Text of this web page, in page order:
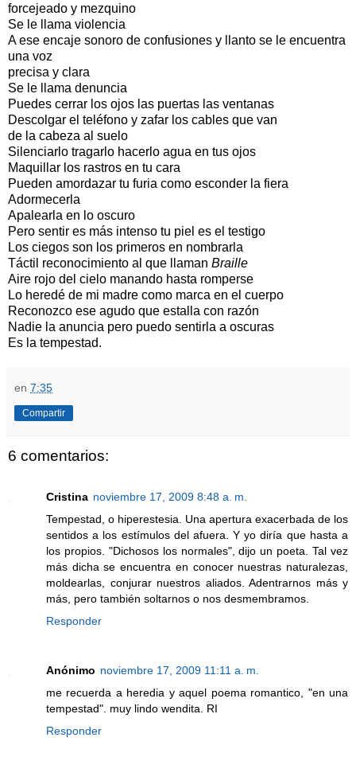
forcejeado y mezquino
Se le llama violencia
A ese encaje sonoro de confusiones y llanto se le encuentra
una voz
precisa y clara
Se le llama denuncia
Puedes cerrar los ojos las puertas las ventanas
Descolgar el teléfono y zafar los cables que van
de la cabeza al suelo
Silenciarlo tragarlo hacerlo agua en tus ojos
Maquillar los rastros en tu cara
Pueden amordazar tu furia como esconder la fiera
Adormecerla
Apalearla en lo oscuro
Pero sentir es más intenso tu piel es el testigo
Los ciegos son los primeros en nombrarla
Táctil reconocimiento al que llaman Braille
Aire rojo del cielo manando hasta romperse
Lo heredé de mi madre como marca en el cuerpo
Reconozco ese agudo que estalla con razón
Nadie la anuncia pero puedo sentirla a oscuras
Es la tempestad.
en 7:35
Compartir
6 comentarios:
Cristina noviembre 17, 2009 8:48 a. m.
Tempestad, o hiperestesia. Una apertura exacerbada de los
sentidos a los estímulos del afuera. Y yo diría que hasta a
los propios. "Dichosos los normales", dijo un poeta. Tal vez
más dicha se encuentra en conocer nuestras naturalezas,
moldearlas, conjurar nuestros aliados. Adentrarnos más y
más, pero también soltarnos o nos desmembramos.
Responder
Anónimo noviembre 17, 2009 11:11 a. m.
me recuerda a heredia y aquel poema romantico, "en una
tempestad". muy lindo wendita. RI
Responder